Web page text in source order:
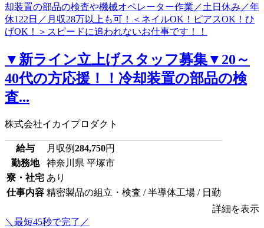
▼新ライン立上げスタッフ募集▼20～
40代の方応援！！冷却装置の部品の検
査...
株式会社イカイプロダクト
給与 月収例284,750円
勤務地
神奈川県 平塚市
寮・社宅 あり
仕事内容 精密製品の組立・検査 / 半導体工場 / 日勤
詳細を表示
＼最短45秒で完了／